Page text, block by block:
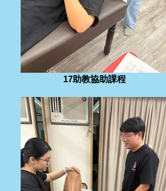
17助教協助課程